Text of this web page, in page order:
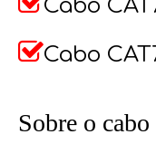
Cabo
Cabo
Sobre o